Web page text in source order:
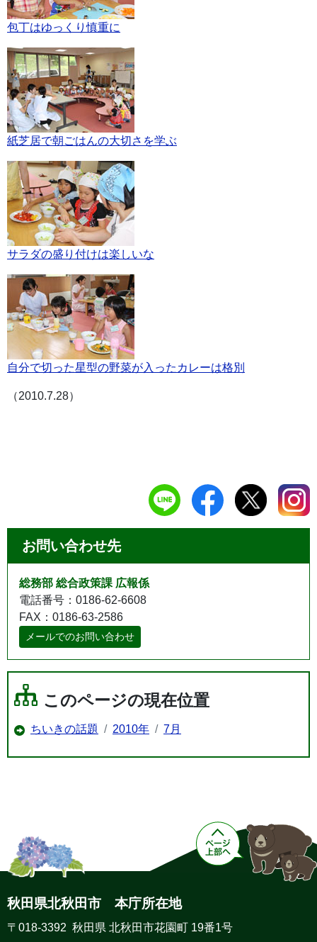
包丁はゆっくり慎重に
紙芝居で朝ごはんの大切さを学ぶ
サラダの盛り付けは楽しいな
自分で切った星型の野菜が入ったカレーは格別
（2010.7.28）
お問い合わせ先
総務部 総合政策課 広報係
電話番号：0186-62-6608
FAX：0186-63-2586
メールでのお問い合わせ
このページの現在位置
ちいきの話題 2010年 7月
秋田県北秋田市 本庁所在地
〒018-3392 秋田県 北秋田市花園町 19番1号